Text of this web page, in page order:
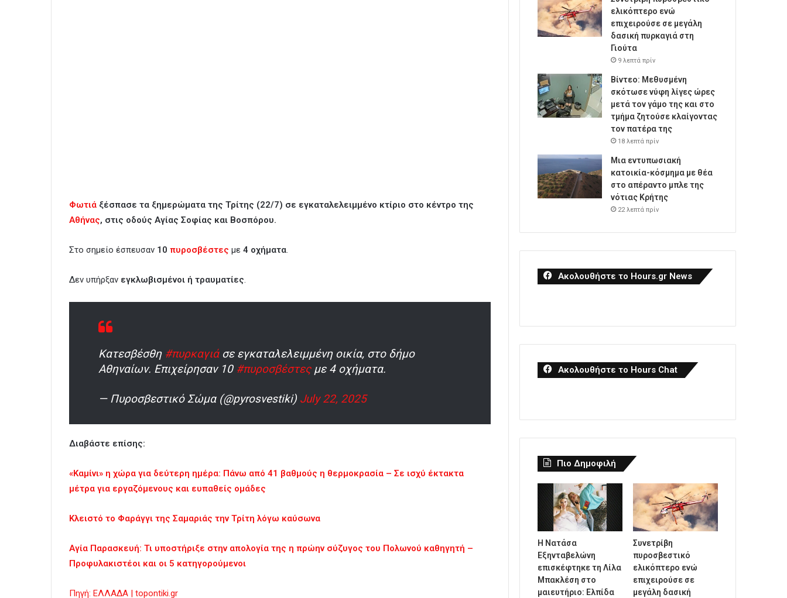
Φωτιά ξέσπασε τα ξημερώματα της Τρίτης (22/7) σε εγκαταλελειμμένο κτίριο στο κέντρο της
Αθήνας, στις οδούς Αγίας Σοφίας και Βοσπόρου.
Στο σημείο έσπευσαν 10 πυροσβέστες με 4 οχήματα.
Δεν υπήρξαν εγκλωβισμένοι ή τραυματίες.
Κατεσβέσθη #πυρκαγιάσε εγκαταλελειμμένη οικία, στο δήμο
Αθηναίων. Επιχείρησαν 10 #πυροσβέστεςμε 4 οχήματα.
— Πυροσβεστικό Σώμα (@pyrosvestiki) July 22, 2025
Διαβάστε επίσης:
«Καμίνι» η χώρα για δεύτερη ημέρα: Πάνω από 41 βαθμούς η θερμοκρασία – Σε ισχύ έκτακτα
μέτρα για εργαζόμενους και ευπαθείς ομάδες
Κλειστό το Φαράγγι της Σαμαριάς την Τρίτη λόγω καύσωνα
Αγία Παρασκευή: Τι υποστήριξε στην απολογία της η πρώην σύζυγος του Πολωνού καθηγητή –
Προφυλακιστέοι και οι 5 κατηγορούμενοι
Πηγή: ΕΛΛΑΔΑ | topontiki.gr
ελικόπτερο ενώ
επιχειρούσε σε μεγάλη
δασική πυρκαγιά στη
Γιούτα
9 λεπτά πρίν
Βίντεο: Μεθυσμένη
σκότωσε νύφη λίγες ώρες
μετά τον γάμο της και στο
τμήμα ζητούσε κλαίγοντας
τον πατέρα της
18 λεπτά πρίν
Μια εντυπωσιακή
κατοικία-κόσμημα με θέα
στο απέραντο μπλε της
νότιας Κρήτης
22 λεπτά πρίν
Ακολουθήστε το Hours.gr News
Ακολουθήστε το Hours Chat
Πιο Δημοφιλή
Η Νατάσα
Εξηνταβελώνη
επισκέφτηκε τη Λίλα
Μπακλέση στο
μαιευτήριο: Ελπίδα
Συνετρίβη
πυροσβεστικό
ελικόπτερο ενώ
επιχειρούσε σε
μεγάλη δασική